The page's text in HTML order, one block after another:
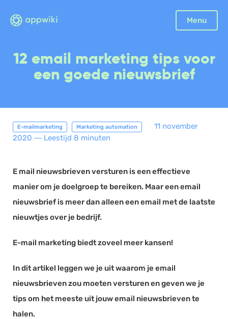
Menu
Sluiten
Facturatie
Aangifte
Incasso
Documentmanagement
Werkbonnen
12 email marketing tips voor
een goede nieuwsbrief
E-mailmarketing Marketing automation
11 november
2020 ― Leestijd 8 minuten
E mail nieuwsbrieven versturen is een effectieve
manier om je doelgroep te bereiken. Maar een email
nieuwsbrief is meer dan alleen een email met de laatste
nieuwtjes over je bedrijf.
E-mail marketing biedt zoveel meer kansen!
In dit artikel leggen we je uit waarom je email
nieuwsbrieven zou moeten versturen en geven we je
tips om het meeste uit jouw email nieuwsbrieven te
halen.